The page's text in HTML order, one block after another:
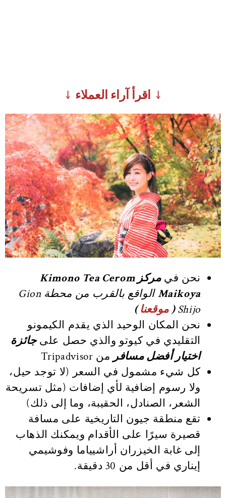
↓ اقرأ آراء العملاء ↓
نحن في
مركز Kimono Tea Cerom
Maikoya
الواقع بالقرب من محطة Gion
Shijo
(موقعنا)
نحن المكان الوحيد الذي يقدم الكيمونو
التقليدي في كيوتو والذي حصل علىجائزة
اختيار أفضل مسافر من Tripadvisor
كل شيء مشمول في السعر (لا توجد حيل،
ولا رسوم إضافية لأي إضافات (مثل تسريحة
الشعر، الصنادل، الحقيبة، وما إلى ذلك)
تقع منطقة جيون التاريخية على مسافة
قصيرة سيرًا على الأقدام ويمكنك الذهاب
إلى غابة الخيزران أراشيياما وفوشيمي
إيناري في أقل من 30 دقيقة.